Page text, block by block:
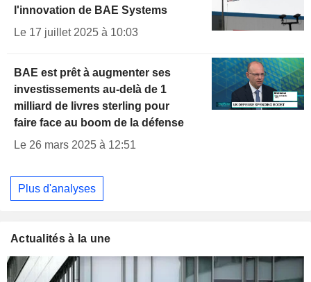
l'innovation de BAE Systems
Le 17 juillet 2025 à 10:03
BAE est prêt à augmenter ses
investissements au-delà de 1
milliard de livres sterling pour
faire face au boom de la défense
Le 26 mars 2025 à 12:51
Plus d'analyses
Actualités à la une